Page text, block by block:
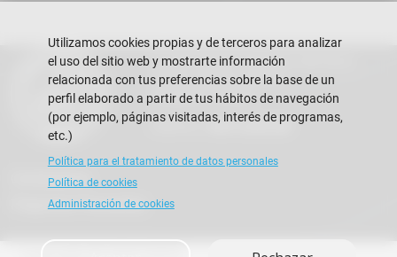
Escuela Superior Politécnica del Litoral
Campus Gustavo Galindo
Guayaquil - Ecuador
Teléfono:+593-4 2269 269
Contáctanos
Preguntas Frecuentes
Utilizamos cookies propias y de terceros para analizar
el uso del sitio web y mostrarte información
relacionada con tus preferencias sobre la base de un
perfil elaborado a partir de tus hábitos de navegación
(por ejemplo, páginas visitadas, interés de programas,
etc.)
Política para el tratamiento de datos personales
Política de cookies
Administración de cookies